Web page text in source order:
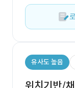
유사도 높음